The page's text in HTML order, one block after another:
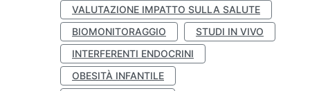
VALUTAZIONE IMPATTO SULLA SALUTE
BIOMONITORAGGIO
STUDI IN VIVO
INTERFERENTI ENDOCRINI
OBESITÀ INFANTILE